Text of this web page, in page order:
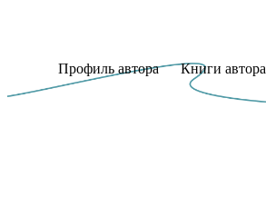
Профиль автора Книги автора